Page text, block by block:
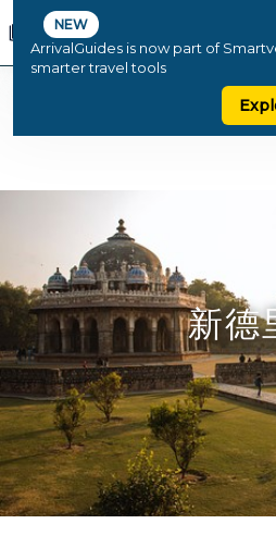
NEW
ArrivalGuides is now part of
smarter travel tools
新德